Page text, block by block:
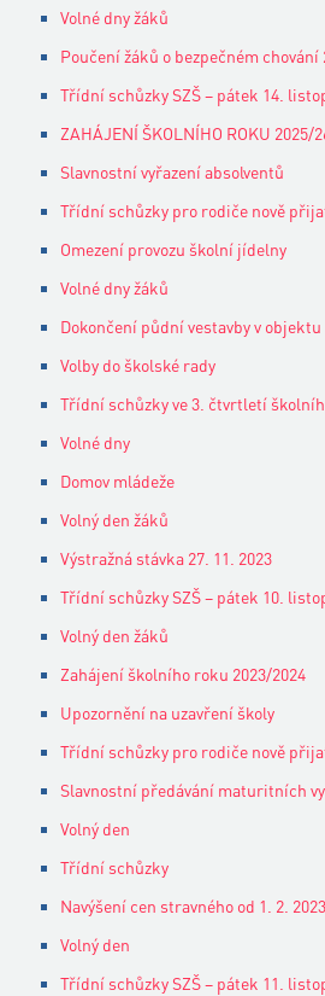
Volné dny žáků
Poučení žáků o bezpečném chování
Třídní schůzky SZŠ – pátek 14.
ZAHÁJENÍ ŠKOLNÍHO ROKU 2025/
Slavnostní vyřazení absolventů
Třídní schůzky pro rodiče nově
Omezení provozu školní jídelny
Volné dny žáků
Dokončení půdní vestavby v objektu
Volby do školské rady
Třídní schůzky ve 3. čtvrtletí
Volné dny
Domov mládeže
Volný den žáků
Výstražná stávka 27. 11. 2023
Třídní schůzky SZŠ – pátek 10.
Volný den žáků
Zahájení školního roku 2023/2024
Upozornění na uzavření školy
Třídní schůzky pro rodiče nově
Slavnostní předávání maturitních
Volný den
Třídní schůzky
Navýšení cen stravného od 1. 2. 2023
Volný den
Třídní schůzky SZŠ – pátek 11.